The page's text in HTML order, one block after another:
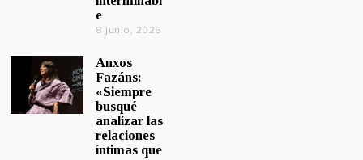
e
8 junio, 2026
Anxos
Fazáns:
«Siempre
busqué
analizar las
relaciones
íntimas que